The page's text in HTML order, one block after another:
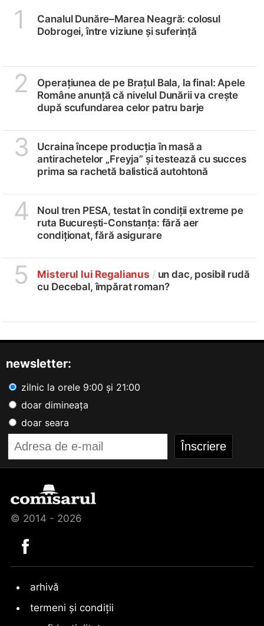
1
Canalul Dunăre–Marea Neagră: colosul
Dobrogei, între viziune și suferință
2
Operațiunea de pe Brațul Bala, la final: Apele
Române anunță că nivelul Dunării va crește
după scufundarea celor patru barje
3
Ucraina începe producția în masă a
antirachetelor „Freyja” și testează cu succes
prima sa rachetă balistică autohtonă
4
Noul tren PESA, testat în condiții extreme pe
ruta București-Constanța: fără aer
condiționat, fără asigurare
5 Misterul lui Regalianus /un dac, posibil rudă
cu Decebal, împărat roman?
newsletter:
zilnic la orele 9:00 și 21:00
doar dimineața
doar seara
© 2014 - 2026
arhivă
termeni și condiții